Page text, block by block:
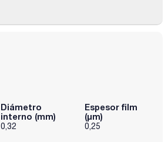
Diámetro
interno (mm)
0,32
Espesor film
(µm)
0,25